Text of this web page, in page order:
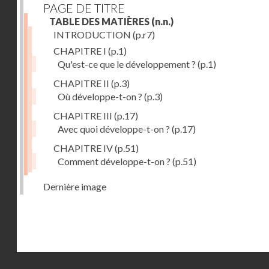
PAGE DE TITRE
TABLE DES MATIÈRES (n.n.)
INTRODUCTION (p.r7)
CHAPITRE I (p.1)
Qu'est-ce que le développement ? (p.1)
CHAPITRE II (p.3)
Où développe-t-on ? (p.3)
CHAPITRE III (p.17)
Avec quoi développe-t-on ? (p.17)
CHAPITRE IV(p.51)
Comment développe-t-on ? (p.51)
Dernière image